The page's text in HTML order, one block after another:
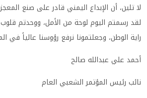
لا تلين، أن الإبداع اليمني قادر على صنع
لقد رسمتم اليوم لوحة من الأمل، ووحدتم
راية الوطن، وجعلتمونا نرفع رؤوسنا عالياً في
أحمد علي عبدالله صالح
نائب رئيس المؤتمر الشعبي العام